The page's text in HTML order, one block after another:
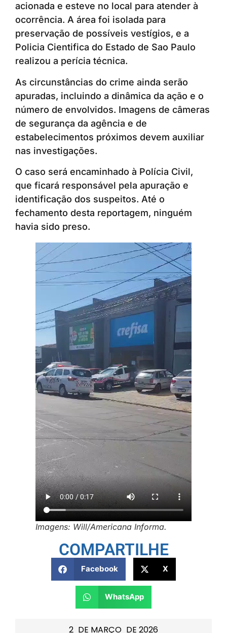
2 DE MARÇO DE 2026
acionada e esteve no local para atender à
ocorrência. A área foi isolada para
preservação de possíveis vestígios, e a
Policia Cientifica do Estado de Sao Paulo
realizou a perícia técnica.
As circunstâncias do crime ainda serão
apuradas, incluindo a dinâmica da ação e o
número de envolvidos. Imagens de câmeras
de segurança da agência e de
estabelecimentos próximos devem auxiliar
nas investigações.
O caso será encaminhado à Polícia Civil,
que ficará responsável pela apuração e
identificação dos suspeitos. Até o
fechamento desta reportagem, ninguém
havia sido preso.
Imagens: Will/Americana Informa.
COMPARTILHE
Facebook X
WhatsApp